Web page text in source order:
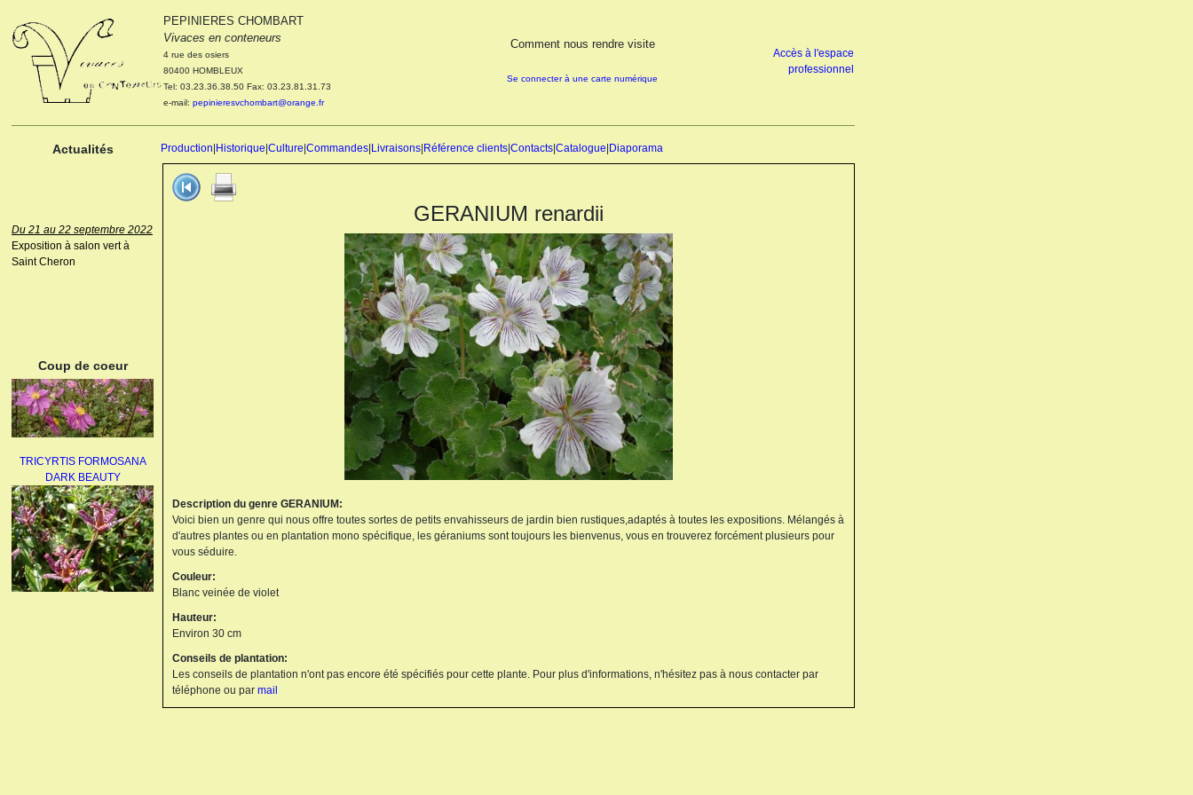
PEPINIERES CHOMBART
Vivaces en conteneurs
4 rue des osiers
80400 HOMBLEUX
Tel: 03.23.36.38.50 Fax: 03.23.81.31.73
e-mail: pepinieresvchombart@orange.fr
Comment nous rendre visite
Se connecter à une carte numérique
Accès à l'espace
professionnel
Actualités Production Historique Culture Commandes Livraisons Référence clients Contacts Catalogue Diaporama
Le 04 et 05 octobre 2022
Portes ouvertes de la
pépinière : Visite des
cultures, découverte des
nouveautés. Le rendez-vous
octobre 2022. Le mercredi 05
octobre 2022.
Du 21 au 22 septembre 2022
Exposition à salon vert à
Saint Cheron
Coup de coeur
TRICYRTIS FORMOSANA
DARK BEAUTY
GERANIUM renardii
Description du genre GERANIUM:
Voici bien un genre qui nous offre toutes sortes de petits envahisseurs de jardin bien rustiques,adaptés à toutes les expositions. Mélangés à
d'autres plantes ou en plantation mono spécifique, les géraniums sont toujours les bienvenus, vous en trouverez forcément plusieurs pour
vous séduire.
Couleur:
Blanc veinée de violet
Hauteur:
Environ 30 cm
Conseils de plantation:
Les conseils de plantation n'ont pas encore été spécifiés pour cette plante. Pour plus d'informations, n'hésitez pas à nous contacter par
téléphone ou par mail